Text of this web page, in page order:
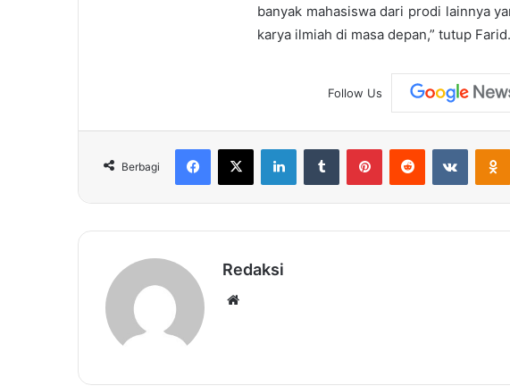
banyak mahasiswa dari prodi lainnya
karya ilmiah di masa depan,” tutup
Follow Us
Berbagi
Facebook
X LinkedInTumblr PinterestReddit
Redaksi